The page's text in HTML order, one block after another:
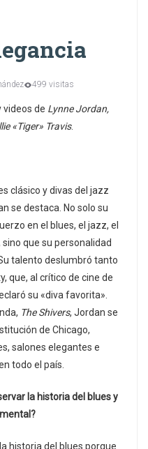
499 visitas
videos de Lynne Jordan,
«Tiger» Travis.
clásico y divas del jazz
se destaca. No solo su
en el blues, el jazz, el
que su personalidad
talento deslumbró tanto
que, al crítico de cine de
su «diva favorita».
The Shivers, Jordan se
de Chicago,
salones elegantes e
todo el país.
la historia del blues y
historia del blues porque